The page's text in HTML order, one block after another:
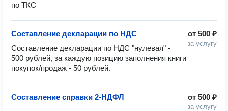
по ТКС
от 500 ₽
за услугу
Составление декларации по НДС
Составление декларации по НДС "нулевая" -
500 рублей, за каждую позицию заполнения книги
покупок/продаж - 50 рублей.
от 500 ₽
за услугу
Составление справки 2-НДФЛ